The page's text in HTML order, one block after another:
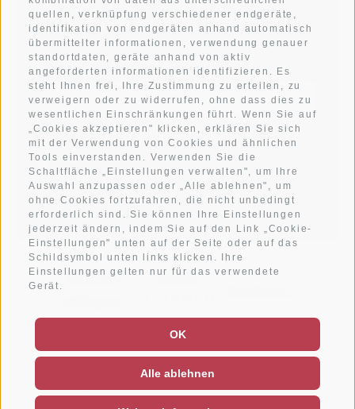
quellen, verknüpfung verschiedener endgeräte,
identifikation von endgeräten anhand automatisch
übermittelter informationen, verwendung genauer
standortdaten, geräte anhand von aktiv
angeforderten informationen identifizieren. Es
steht Ihnen frei, Ihre Zustimmung zu erteilen, zu
verweigern oder zu widerrufen, ohne dass dies zu
wesentlichen Einschränkungen führt. Wenn Sie auf
„Cookies akzeptieren" klicken, erklären Sie sich
mit der Verwendung von Cookies und ähnlichen
Tools einverstanden. Verwenden Sie die
Schaltfläche „Einstellungen verwalten", um Ihre
Auswahl anzupassen oder „Alle ablehnen", um
ohne Cookies fortzufahren, die nicht unbedingt
erforderlich sind. Sie können Ihre Einstellungen
jederzeit ändern, indem Sie auf den Link „Cookie-
Einstellungen" unten auf der Seite oder auf das
Schildsymbol unten links klicken. Ihre
Einstellungen gelten nur für das verwendete
Gerät.
OK
Alle ablehnen
Newsletter anmelden
ANMELDEN
Ich habe dieDatenschutzbestimmungen
gelesen und
verstanden und stimme der Verarbeitung meiner
personenbezogenen Daten durch den Verantwortlichen zu
Impressum
MwSt-Nr.01243530217
Cookie-Richtlinie